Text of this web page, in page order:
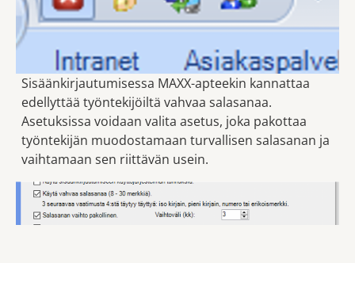
Sisäänkirjautumisessa MAXX-apteekin kannattaa
edellyttää työntekijöiltä vahvaa salasanaa.
Asetuksissa voidaan valita asetus, joka pakottaa
työntekijän muodostamaan turvallisen salasanan ja
vaihtamaan sen riittävän usein.